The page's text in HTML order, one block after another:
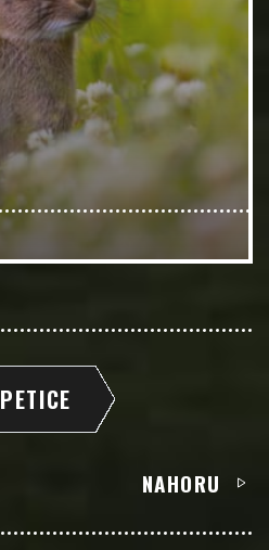
PETICE
NAHORU